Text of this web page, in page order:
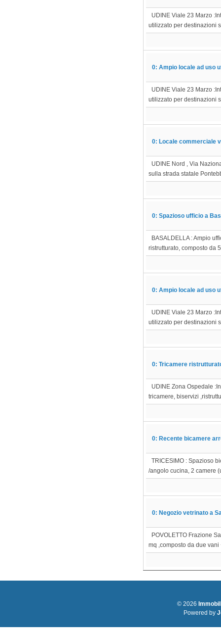
UDINE Viale 23 Marzo
utilizzato per destinazioni
0: Ampio locale ad uso
UDINE Viale 23 Marzo
utilizzato per destinazioni
0: Locale commerciale
UDINE Nord , Via
sulla strada statale
0: Spazioso ufficio a
BASALDELLA : Ampio
ristrutturato, composto da
0: Ampio locale ad uso
UDINE Viale 23 Marzo
utilizzato per destinazioni
0: Tricamere
UDINE Zona Ospedale
tricamere, biservizi
0: Recente bicamere
TRICESIMO : Spazioso
/angolo cucina, 2 camere
0: Negozio vetrinato a
POVOLETTO Frazione
mq ,composto da due vani
© 2026
Powered by